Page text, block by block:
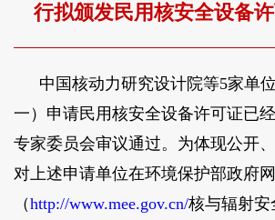
行拟颁发民用核安全设备
中国核动力研究设计院等5家单
一）申请民用核安全设备许可证已
专家委员会审议通过。为体现公开
对上述申请单位在环境保护部政府
（http://www.mee.gov.cn/核与辐射安